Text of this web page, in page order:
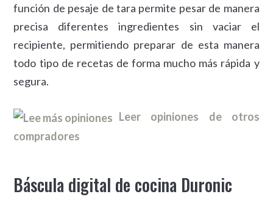
función de pesaje de tara permite pesar de manera
precisa diferentes ingredientes sin vaciar el
recipiente, permitiendo preparar de esta manera
todo tipo de recetas de forma mucho más rápida y
segura.
Leer opiniones de otros
compradores
Báscula digital de cocina Duronic